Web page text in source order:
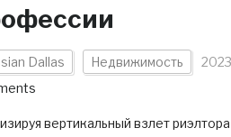
Dallas Недвижимость
вертикальный взлет